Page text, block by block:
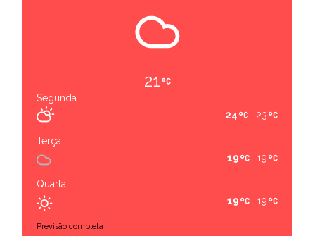
21
Segunda
23
24
Terça
19
19
Quarta
19
19
Previsão completa